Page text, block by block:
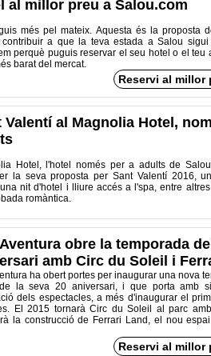
al millor preu a Salou.com
més pel mateix. Aquesta és la proposta
a que la teva estada a Salou sigui
perquè puguis reservar el seu hotel o el teu
barat del mercat.
Reservi al millor
Valentí al Magnolia Hotel,
Hotel, l'hotel només per a adults de
la seva proposta per Sant Valentí 2016,
nit d'hotel i lliure accés a l'spa, entre
romàntica.
obre la temporada
amb Circ du Soleil i
ha obert portes per inaugurar una nova
la seva 20 aniversari, i que porta amb si
dels espectacles, a més d'inaugurar el
. El 2015 tornarà Circ du Soleil al parc amb
la construcció de Ferrari Land , el nou espai
Reservi al millor